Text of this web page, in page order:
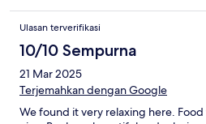
Ulasan terverifikasi
10/10 Sempurna
21 Mar 2025
Terjemahkan dengan Google
We found it very relaxing here.